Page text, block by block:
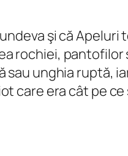
şi căApeluri
rochiei, pantofilor
sau unghia ruptă,
care era cât pe